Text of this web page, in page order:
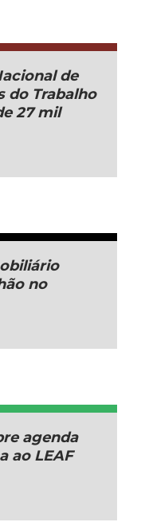
de
do Trabalho
27 mil
no
agenda
ao LEAF